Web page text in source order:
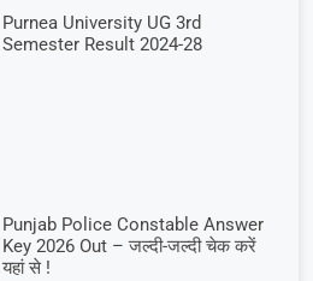
Purnea University UG 3rd
Semester Result 2024-28
Punjab Police Constable Answer
Key 2026 Out – जल्दी-जल्दी चेक करें
यहां से !